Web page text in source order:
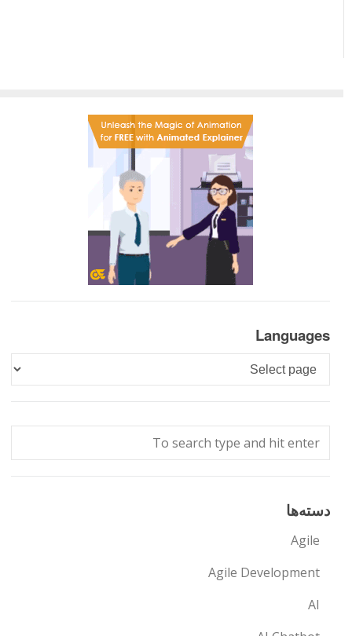
Languages
Languages
دسته‌ها
Agile
Agile Development
AI